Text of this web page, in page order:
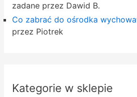
zadane przez Dawid B.
Co zabrać do ośrodka
przez Piotrek
Kategorie w sklepie